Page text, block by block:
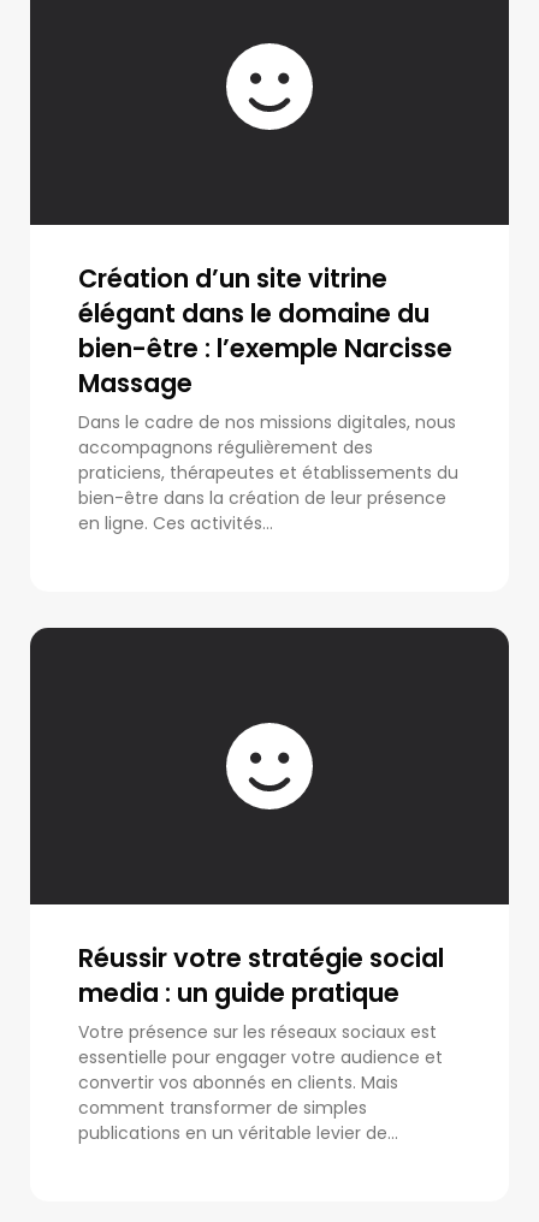
Création d’un site vitrine
élégant dans le domaine du
bien-être : l’exemple Narcisse
Massage
Dans le cadre de nos missions digitales, nous
accompagnons régulièrement des
praticiens, thérapeutes et établissements du
bien-être dans la création de leur présence
en ligne. Ces activités...
Réussir votre stratégie social
media : un guide pratique
Votre présence sur les réseaux sociaux est
essentielle pour engager votre audience et
convertir vos abonnés en clients. Mais
comment transformer de simples
publications en un véritable levier de...